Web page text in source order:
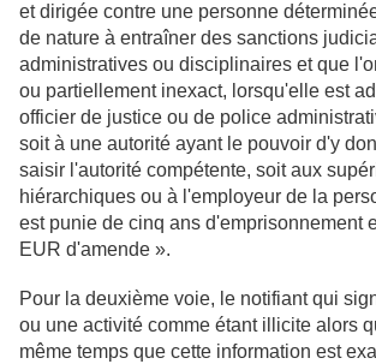
et dirigée contre une personne
de nature à entraîner des sanctions
administratives ou disciplinaires et que
ou partiellement inexact, lorsqu'elle est
officier de justice ou de police
soit à une autorité ayant le pouvoir d'y
saisir l'autorité compétente, soit aux
hiérarchiques ou à l'employeur de la
est punie de cinq ans d'emprisonnement
EUR d'amende ».
Pour la deuxième voie, le notifiant qui
ou une activité comme étant illicite alors
même temps que cette information est